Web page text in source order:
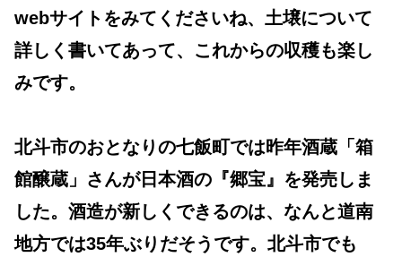
webサイトをみてくださいね、土壌について
詳しく書いてあって、これからの収穫も楽し
みです。
北斗市のおとなりの七飯町では昨年酒蔵「箱
館醸蔵」さんが日本酒の『郷宝』を発売しま
した。酒造が新しくできるのは、なんと道南
地方では35年ぶりだそうです。北斗市でも